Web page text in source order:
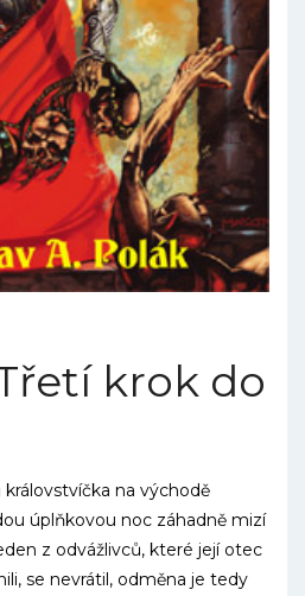
krok do
na východě
úplňkovou noc záhadně mizí
z odvážlivců, které její otec
se nevrátil, odměna je tedy